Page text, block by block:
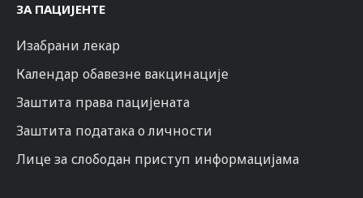
ЗА ПАЦИЈЕНТЕ
Изабрани лекар
Календар обавезне вакцинације
Заштита права пацијената
Заштита података о личности
Лице за слободан приступ информацијама